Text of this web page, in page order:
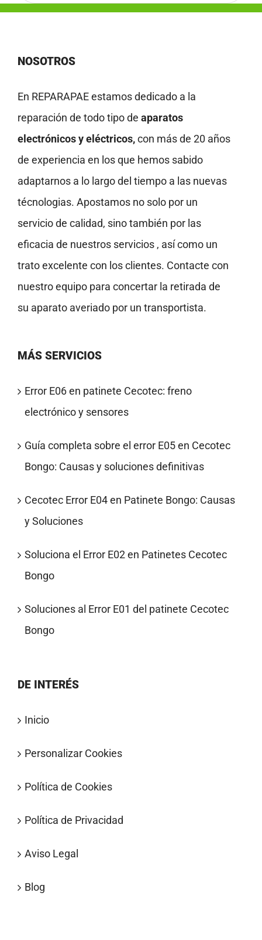
NOSOTROS
En REPARAPAE estamos dedicado a la
reparación de todo tipo de aparatos
electrónicos y eléctricos,con más de 20 años
de experiencia en los que hemos sabido
adaptarnos a lo largo del tiempo a las nuevas
técnologias. Apostamos no solo por un
servicio de calidad, sino también por las
eficacia de nuestros servicios , así como un
trato excelente con los clientes. Contacte con
nuestro equipo para concertar la retirada de
su aparato averiado por un transportista.
MÁS SERVICIOS
Error E06 en patinete Cecotec: freno
electrónico y sensores
Guía completa sobre el error E05 en Cecotec
Bongo: Causas y soluciones definitivas
Cecotec Error E04 en Patinete Bongo: Causas
y Soluciones
Soluciona el Error E02 en Patinetes Cecotec
Bongo
Soluciones al Error E01 del patinete Cecotec
Bongo
DE INTERÉS
Inicio
Personalizar Cookies
Política de Cookies
Política de Privacidad
Aviso Legal
Blog